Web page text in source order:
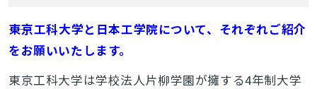
――東京工科大学と日本工学院について、それぞれご紹介
をお願いいたします。
東京工科大学は学校法人片柳学園が擁する4年制大学